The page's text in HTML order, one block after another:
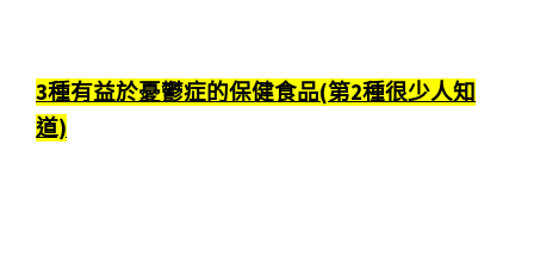
3種有益於憂鬱症的保健食品(第2種很少人知
道)